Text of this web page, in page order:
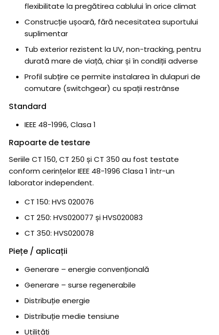
flexibilitate la pregătirea cablului în orice climat
Construcție ușoară, fără necesitatea suportului
suplimentar
Tub exterior rezistent la UV, non-tracking, pentru
durată mare de viață, chiar și în condiții adverse
Profil subțire ce permite instalarea în dulapuri de
comutare (switchgear) cu spații restrânse
Standard
IEEE 48-1996, Clasa 1
Rapoarte de testare
Seriile CT 150, CT 250 și CT 350 au fost testate
conform cerințelor IEEE 48-1996 Clasa 1 într-un
laborator independent.
CT 150: HVS 020076
CT 250: HVS020077 și HVS020083
CT 350: HVS020078
Piețe / aplicații
Generare – energie convențională
Generare – surse regenerabile
Distribuție energie
Distribuție medie tensiune
Utilități